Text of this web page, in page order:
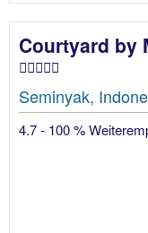
Courtyard by
Seminyak,
4.7 - 100 %